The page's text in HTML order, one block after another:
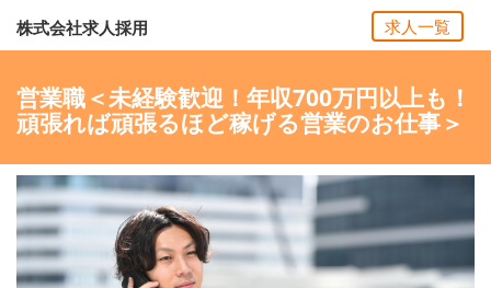
株式会社求人採用 求人一覧
営業職＜未経験歓迎！年収700万円以上も！
頑張れば頑張るほど稼げる営業のお仕事＞